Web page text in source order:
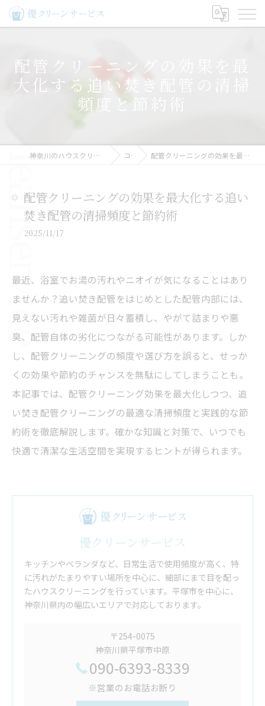
配管クリーニングの効果を最
大化する追い焚き配管の清掃
頻度と節約術
神奈川のハウスクリーニングなら優クリーンサービス コラム 配管クリーニングの効果を最大化する追い焚き配管の清掃頻度と節約術
配管クリーニングの効果を最大化する追い
焚き配管の清掃頻度と節約術
2025/11/17
最近、浴室でお湯の汚れやニオイが気になることはあり
ませんか？追い焚き配管をはじめとした配管内部には、
見えない汚れや雑菌が日々蓄積し、やがて詰まりや悪
臭、配管自体の劣化につながる可能性があります。しか
し、配管クリーニングの頻度や選び方を誤ると、せっか
くの効果や節約のチャンスを無駄にしてしまうことも。
本記事では、配管クリーニング効果を最大化しつつ、追
い焚き配管クリーニングの最適な清掃頻度と実践的な節
約術を徹底解説します。確かな知識と対策で、いつでも
快適で清潔な生活空間を実現するヒントが得られます。
優クリーンサービス
キッチンやベランダなど、日常生活で使用頻度が高く、特
に汚れがたまりやすい場所を中心に、細部にまで目を配っ
たハウスクリーニングを行っています。平塚市を中心に、
神奈川県内の幅広いエリアで対応しております。
〒254-0075
神奈川県平塚市中原
090-6393-8339
※営業のお電話お断り